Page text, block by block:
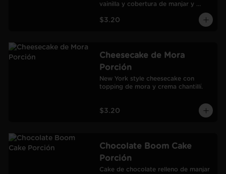
vainilla y cobertura de manjar y
$3.20
Cheesecake de Mora
Porción
New York style cheesecake con
topping de mora y crema chantillí.
$3.20
Chocolate Boom Cake
Porción
Cake de chocolate relleno de manjar